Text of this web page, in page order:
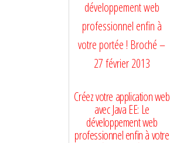
Créez votre application web
avec Java EE: Le
développement web
professionnel enfin à votre